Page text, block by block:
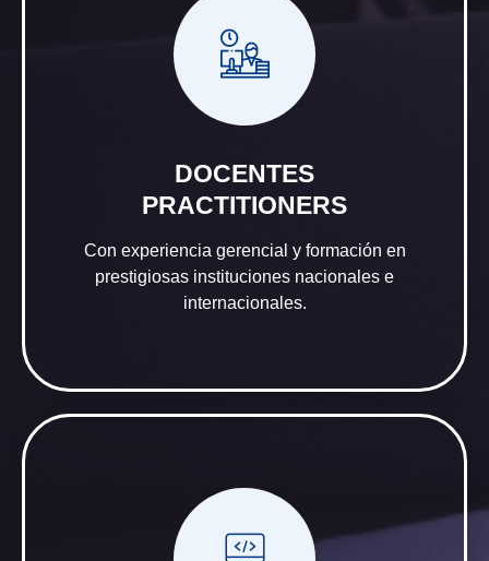
DOCENTES
PRACTITIONERS
Con experiencia gerencial y formación en
prestigiosas instituciones nacionales e
internacionales.